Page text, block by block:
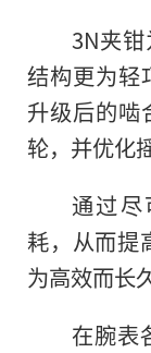
3N夹钳
结构更为轻
升级后的啮
轮，并优化
通过
耗，从而提
为高效而长
在腕表